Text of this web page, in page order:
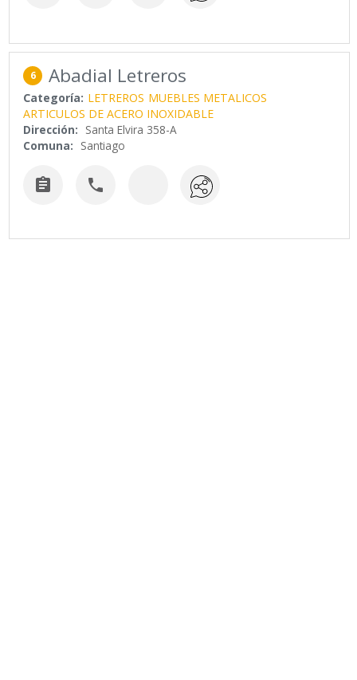
6 Abadial Letreros
Categoría: LETREROS MUEBLES METALICOS
ARTICULOS DE ACERO INOXIDABLE
Dirección: Santa Elvira 358-A
Comuna: Santiago
 